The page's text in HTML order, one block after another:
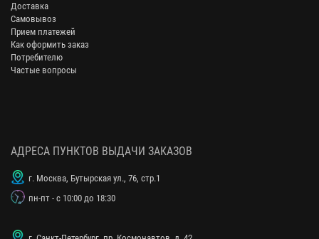
Доставка
Самовывоз
Прием платежей
Как оформить заказ
Потребителю
Частые вопросы
АДРЕСА ПУНКТОВ ВЫДАЧИ ЗАКАЗОВ
г. Москва, Бутырская ул., 76, стр.1
пн-пт - с 10:00 до 18:30